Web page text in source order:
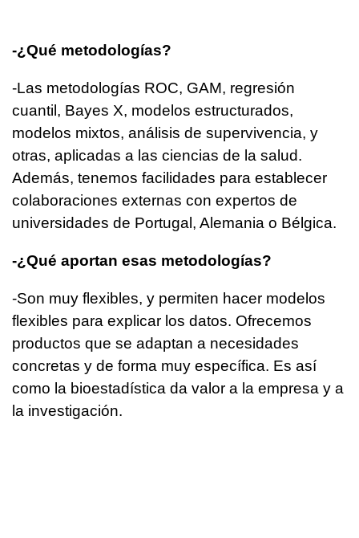
-¿Qué metodologías?
-Las metodologías ROC, GAM, regresión
cuantil, Bayes X, modelos estructurados,
modelos mixtos, análisis de supervivencia, y
otras, aplicadas a las ciencias de la salud.
Además, tenemos facilidades para establecer
colaboraciones externas con expertos de
universidades de Portugal, Alemania o Bélgica.
-¿Qué aportan esas metodologías?
-Son muy flexibles, y permiten hacer modelos
flexibles para explicar los datos. Ofrecemos
productos que se adaptan a necesidades
concretas y de forma muy específica. Es así
como la bioestadística da valor a la empresa y a
la investigación.